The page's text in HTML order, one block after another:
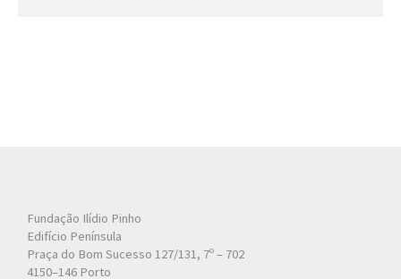
Fundação Ilídio Pinho
Edifício Península
Praça do Bom Sucesso 127/131, 7º – 702
4150–146 Porto